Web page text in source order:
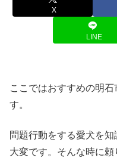
X
LINE
ここではおすすめの明
す。
問題行動をする愛犬を
大変です。そんな時に